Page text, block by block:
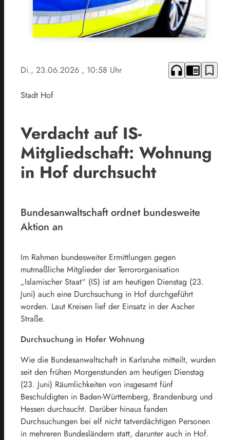
Di., 23.06.2026 , 10:58 Uhr headphones chrome_reader_mode bookmark_border
Stadt Hof
Verdacht auf IS-
Mitgliedschaft: Wohnung
in Hof durchsucht
Bundesanwaltschaft ordnet bundesweite
Aktion an
Im Rahmen bundesweiter Ermittlungen gegen
mutmaßliche Mitglieder der Terrororganisation
„Islamischer Staat“ (IS) ist am heutigen Dienstag (23.
Juni) auch eine Durchsuchung in Hof durchgeführt
worden. Laut Kreisen lief der Einsatz in der Ascher
Straße.
Durchsuchung in Hofer Wohnung
Wie die Bundesanwaltschaft in Karlsruhe mitteilt, wurden
seit den frühen Morgenstunden am heutigen Dienstag
(23. Juni) Räumlichkeiten von insgesamt fünf
Beschuldigten in Baden-Württemberg, Brandenburg und
Hessen durchsucht. Darüber hinaus fanden
Durchsuchungen bei elf nicht tatverdächtigen Personen
in mehreren Bundesländern statt, darunter auch in Hof.